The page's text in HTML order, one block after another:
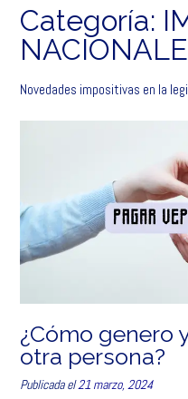
Categoría:
Novedades impositivas en la
¿Cómo genero
otra persona?
Publicada el21 marzo, 2024